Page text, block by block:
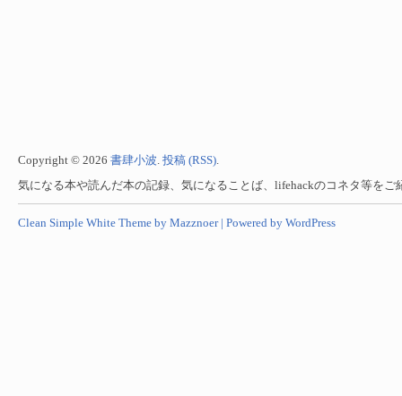
Copyright © 2026 書肆小波. 投稿 (RSS).
気になる本や読んだ本の記録、気になることば、lifehackのコネタ等をご
Clean Simple White Theme by Mazznoer | Powered by WordPress